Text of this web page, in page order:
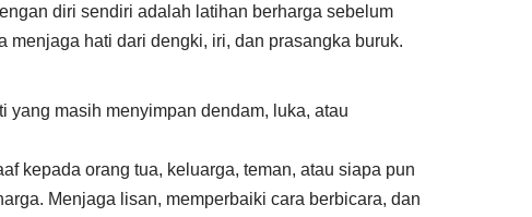
diri sendiri adalah latihan berharga sebelum
hati dari dengki, iri, dan prasangka buruk.
masih menyimpan dendam, luka, atau
kepada orang tua, keluarga, teman, atau siapa pun
Menjaga lisan, memperbaiki cara berbicara, dan